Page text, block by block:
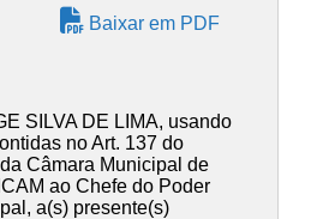
Baixar em PDF
SILVA DE LIMA, usando
no Art. 137 do
Câmara Municipal de
ao Chefe do Poder
a(s) presente(s)